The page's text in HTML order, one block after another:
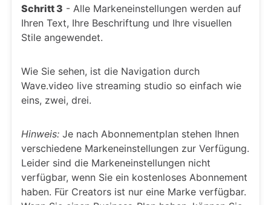
Schritt 3 - Alle Markeneinstellungen werden auf
Ihren Text, Ihre Beschriftung und Ihre visuellen
Stile angewendet.
Wie Sie sehen, ist die Navigation durch
Wave.video live streaming studio so einfach wie
eins, zwei, drei.
Hinweis: Je nach Abonnementplan stehen Ihnen
verschiedene Markeneinstellungen zur Verfügung.
Leider sind die Markeneinstellungen nicht
verfügbar, wenn Sie ein kostenloses Abonnement
haben. Für Creators ist nur eine Marke verfügbar.